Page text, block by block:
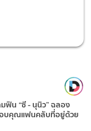
ฟิน “ซี - นุนิว” ฉลอง
บคุณแฟนคลับที่อยู่ด้วย